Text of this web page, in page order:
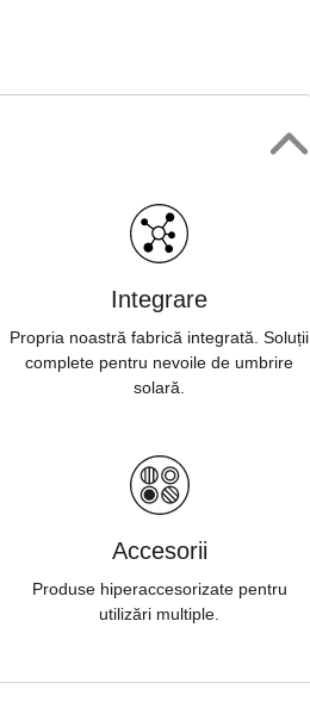
Integrare
Propria noastră fabrică integrată. Soluții
complete pentru nevoile de umbrire
solară.
Accesorii
Produse hiperaccesorizate pentru
utilizări multiple.